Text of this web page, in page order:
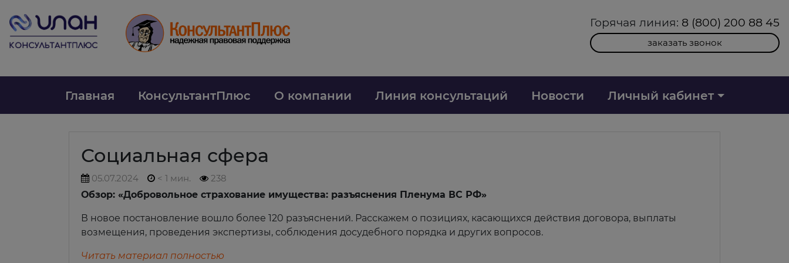
Горячая линия: 8 (800) 200 88 45
заказать звонок
Главная КонсультантПлюс О компании Линия консультаций Новости Личный кабинет
Социальная сфера
05.07.2024 < 1 мин.
238
Обзор: «Добровольное страхование имущества: разъяснения Пленума ВС РФ»
В новое постановление вошло более 120 разъяснений. Расскажем о позициях, касающихся действия договора, выплаты
возмещения, проведения экспертизы, соблюдения досудебного порядка и других вопросов.
Читать материал полностью